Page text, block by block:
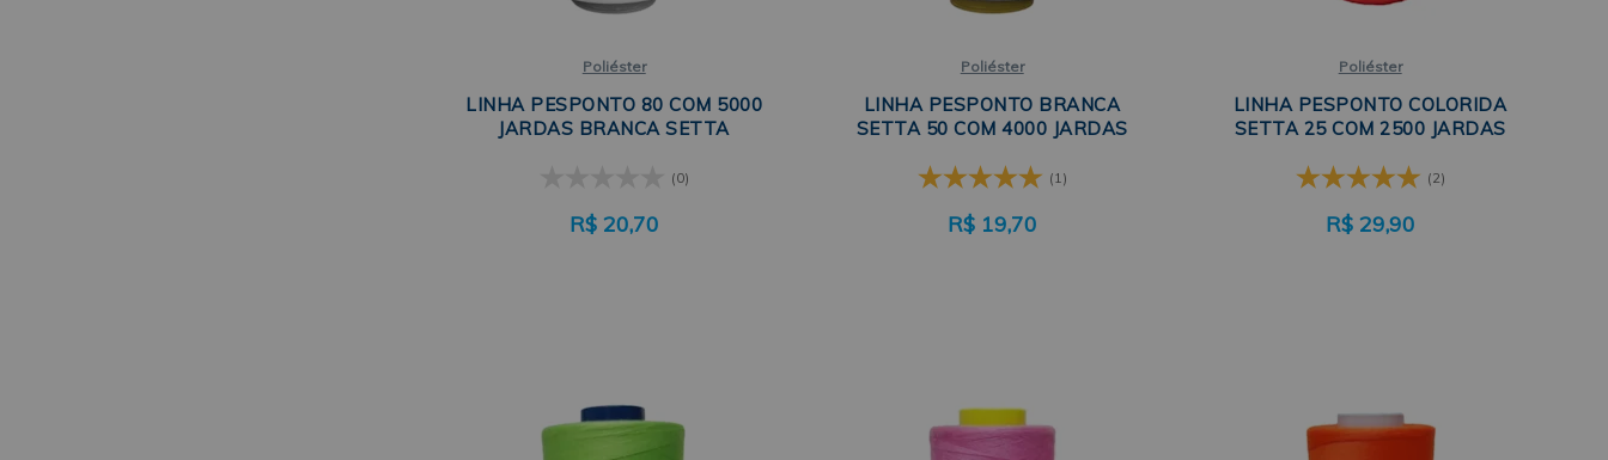
Poliéster
LINHA PESPONTO 80 COM 5000
JARDAS BRANCA SETTA
(0)
R$ 20,70
Poliéster
LINHA PESPONTO BRANCA
SETTA 50 COM 4000 JARDAS
(1)
R$ 19,70
Poliéster
LINHA PESPONTO COLORIDA
SETTA 25 COM 2500 JARDAS
(2)
R$ 29,90